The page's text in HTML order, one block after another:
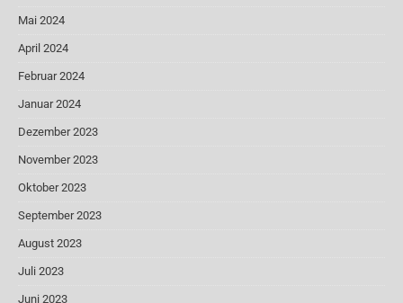
Mai 2024
April 2024
Februar 2024
Januar 2024
Dezember 2023
November 2023
Oktober 2023
September 2023
August 2023
Juli 2023
Juni 2023